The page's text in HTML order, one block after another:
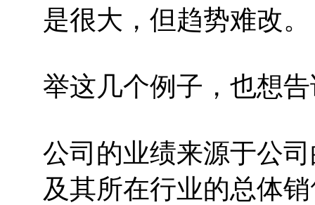
是很大，但趋势难改。
举这几个例子，也想
公司的业绩来源于公
及其所在行业的总体